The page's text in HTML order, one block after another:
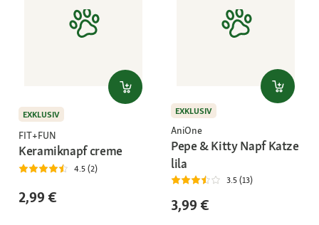
EXKLUSIV
FIT+FUN
Keramiknapf creme
4.5 (2)
2,99 €
EXKLUSIV
AniOne
Pepe & Kitty Napf Katze
lila
3.5 (13)
3,99 €